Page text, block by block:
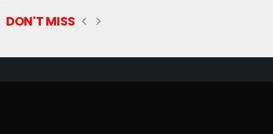
DON'T MISS